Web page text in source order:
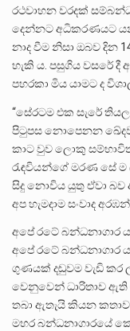
රථවාහන වරදක්
දෙන්නට අධිකරණයට
නාද වීම නිසා ඔබව දින
හැකි ය. පසුගිය වසරේ
පහරකා මිය යාමට ද
“සේරටම එක සැරේ
පිටුපස නොපෙනන
කාට වුව ලොකු
රැඳවියන්ගේ මරණ සේ
සිදු නොවිය යුතු ඒවා
අප හැමදාම සංවාද
අපේ රටේ බන්ධනාගාර
අපේ රටේ බන්ධනාගාර
ගුණයක් දඬුවම වැඩි කර
වෙනුවෙන් ධාරිතාව ඇති
තබා ඇතැයි කියන
මහර බන්ධනාගාරයේ